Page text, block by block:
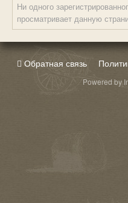
Ни одного
просматривает данную
Обратная связь
Powered by